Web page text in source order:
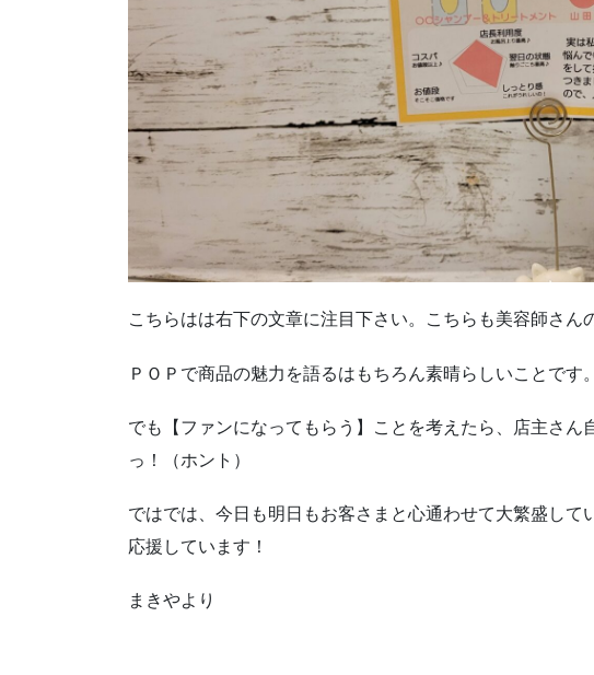
こちらはは右下の文章に注目下さい。こちらも美容師さん
ＰＯＰで商品の魅力を語るはもちろん素晴らしいことです。
でも【ファンになってもらう】ことを考えたら、店主さん
っ！（ホント）
ではでは、今日も明日もお客さまと心通わせて大繁盛して
応援しています！
まきやより